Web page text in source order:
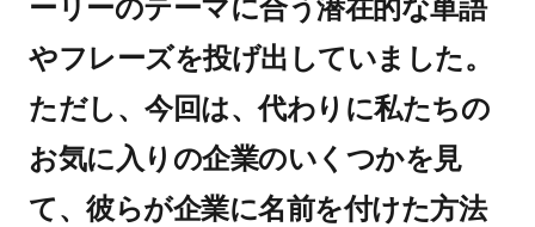
ーリーのテーマに合う潜在的な単語
やフレーズを投げ出していました。
ただし、今回は、代わりに私たちの
お気に入りの企業のいくつかを見
て、彼らが企業に名前を付けた方法